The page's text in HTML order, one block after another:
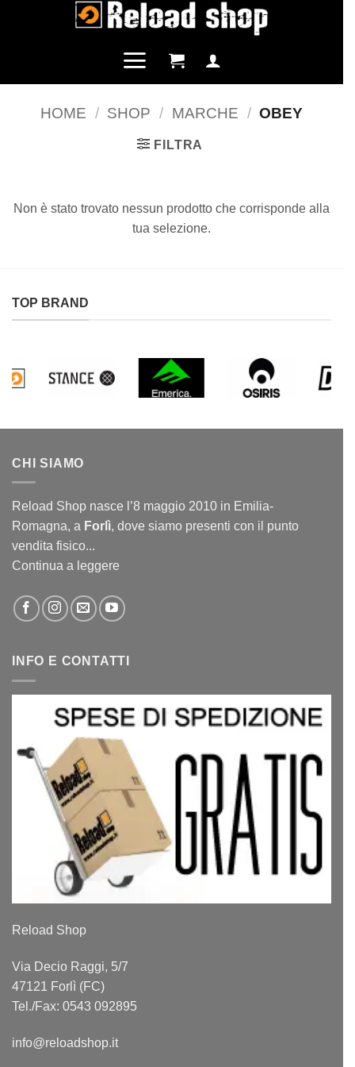
HOME / SHOP / MARCHE / OBEY
FILTRA
Non è stato trovato nessun prodotto che corrisponde alla
tua selezione.
TOP BRAND
CHI SIAMO
Reload Shop nasce l’8 maggio 2010 in Emilia-
Romagna, a Forlì, dove siamo presenti con il punto
vendita fisico...
Continua a leggere
INFO E CONTATTI
Reload Shop
Via Decio Raggi, 5/7
47121 Forlì (FC)
Tel./Fax: 0543 092895
info@reloadshop.it